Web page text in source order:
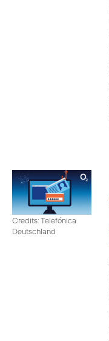
Credits: Telefónica
Deutschland